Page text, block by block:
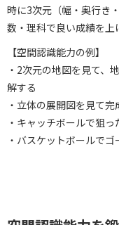
時に3次元（幅・奥行き
数・理科で良い成績を上
【空間認識能力の例】
・2次元の地図を見て、
解する
・立体の展開図を見て
・キャッチボールで狙
・バスケットボールでゴ